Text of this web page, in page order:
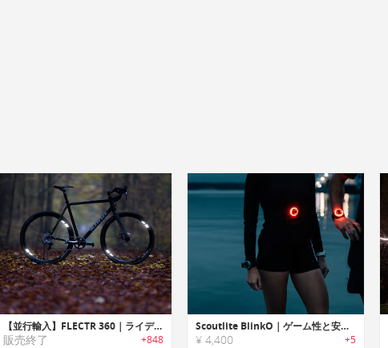
【並行輸入】FLECTR 360｜ライディングに影響を与えないバイク用360°リフレクター「フレクター360」
販売終了 +848
Scoutlite BlinkO｜ゲーム性と安全性を誇るアウトドアセーフティライト
¥ 4,400 +5